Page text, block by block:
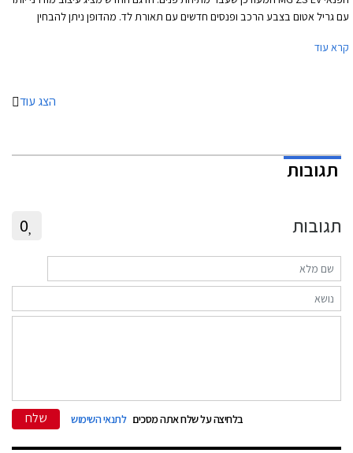
עם גריל אטום בצבע הרכב ופנסים חדשים עם תאורת לד. מהדופן ניתן להבחין
וגם הפנסים האחוריים התחדשו בתאורת לד עדכנית.
קרא עוד
הצג עוד
תגובות
תגובות 0
בלחיצה על שלח אתה מסכים לתנאי השימוש שלח